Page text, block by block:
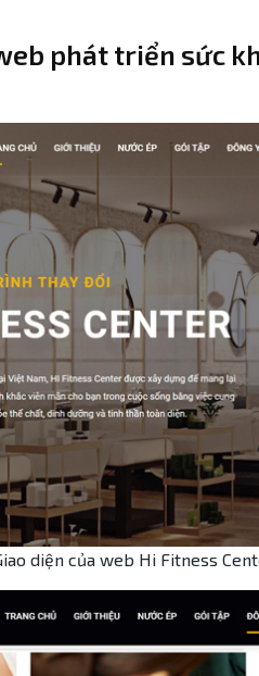
phát triển sức
diện của web Hi Fitness